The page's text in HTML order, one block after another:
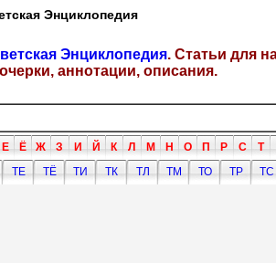
Энциклопедия
Энциклопедия. Статьи для
аннотации, описания.
Е Ё Ж З И Й К Л М Н О П Р С Т
ТЕ ТЁ ТИ ТК ТЛ ТМ ТО ТР
ТС